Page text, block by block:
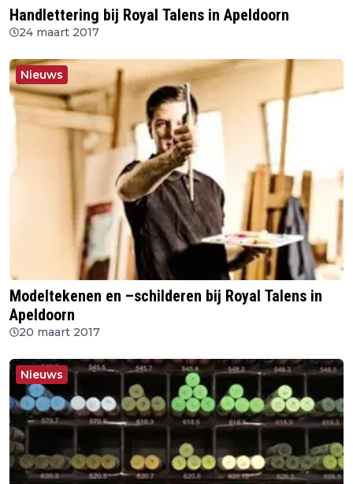
Handlettering bij Royal Talens in Apeldoorn
24 maart 2017
Nieuws
Modeltekenen en –schilderen bij Royal Talens in
Apeldoorn
20 maart 2017
Nieuws